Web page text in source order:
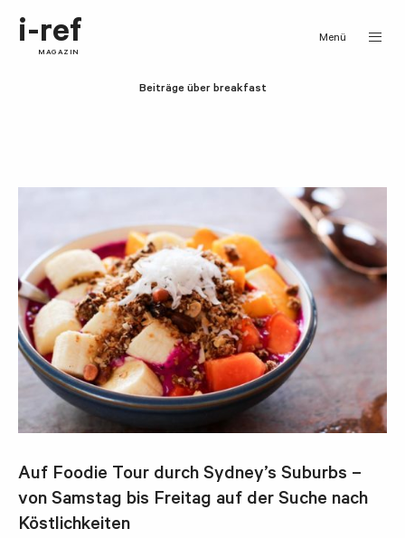
i-ref
MAGAZIN
Menü
Beiträge über breakfast
Auf Foodie Tour durch Sydney’s Suburbs –
von Samstag bis Freitag auf der Suche nach
Köstlichkeiten